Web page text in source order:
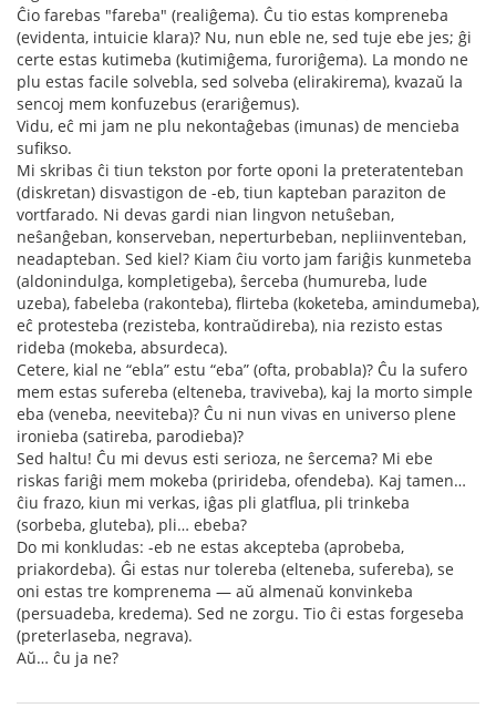
Ĉio farebas "fareba" (realiĝema). Ĉu tio estas kompreneba
(evidenta, intuicie klara)? Nu, nun eble ne, sed tuje ebe jes; ĝi
certe estas kutimeba (kutimiĝema, furoriĝema). La mondo ne
plu estas facile solvebla, sed solveba (elirakirema), kvazaŭ la
sencoj mem konfuzebus (erariĝemus).
Vidu, eĉ mi jam ne plu nekontaĝebas (imunas) de mencieba
sufikso.
Mi skribas ĉi tiun tekston por forte oponi la preteratenteban
(diskretan) disvastigon de -eb, tiun kapteban paraziton de
vortfarado. Ni devas gardi nian lingvon netuŝeban,
neŝanĝeban, konserveban, neperturbeban, nepliinventeban,
neadapteban. Sed kiel? Kiam ĉiu vorto jam fariĝis kunmeteba
(aldonindulga, kompletigeba), ŝerceba (humureba, lude
uzeba), fabeleba (rakonteba), flirteba (koketeba, amindumeba),
eĉ protesteba (rezisteba, kontraŭdireba), nia rezisto estas
rideba (mokeba, absurdeca).
Cetere, kial ne “ebla” estu “eba” (ofta, probabla)? Ĉu la sufero
mem estas sufereba (elteneba, traviveba), kaj la morto simple
eba (veneba, neeviteba)? Ĉu ni nun vivas en universo plene
ironieba (satireba, parodieba)?
Sed haltu! Ĉu mi devus esti serioza, ne ŝercema? Mi ebe
riskas fariĝi mem mokeba (prirideba, ofendeba). Kaj tamen…
ĉiu frazo, kiun mi verkas, iĝas pli glatflua, pli trinkeba
(sorbeba, gluteba), pli… ebeba?
Do mi konkludas: -eb ne estas akcepteba (aprobeba,
priakordeba). Ĝi estas nur tolereba (elteneba, sufereba), se
oni estas tre komprenema — aŭ almenaŭ konvinkeba
(persuadeba, kredema). Sed ne zorgu. Tio ĉi estas forgeseba
(preterlaseba, negrava).
Aŭ… ĉu ja ne?